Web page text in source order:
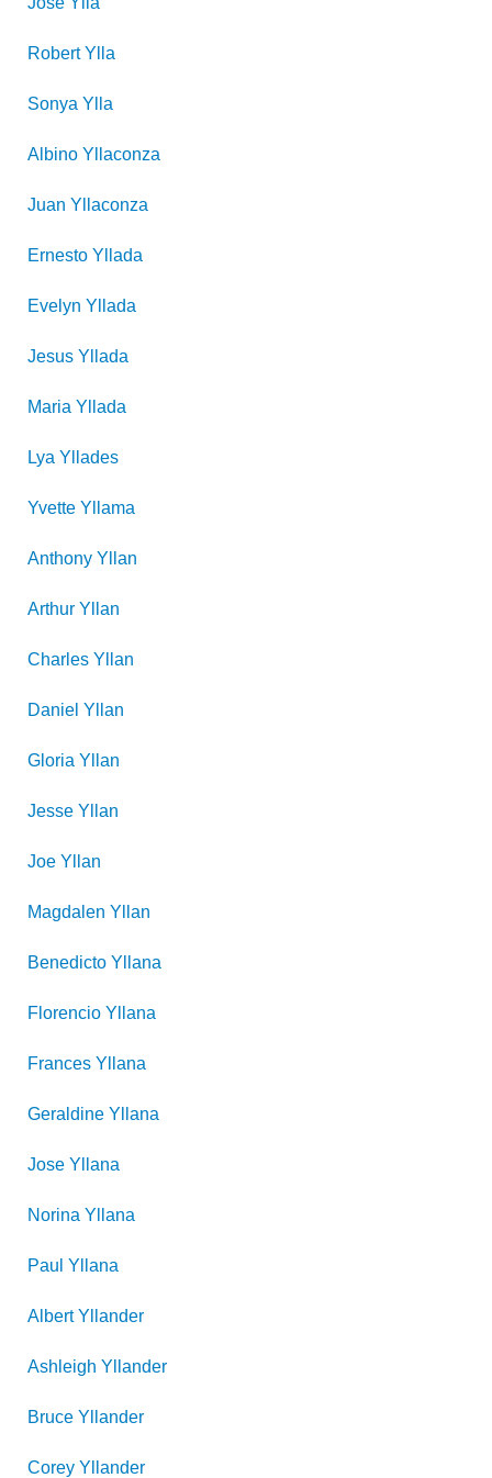
Robert Ylla
Sonya Ylla
Albino Yllaconza
Juan Yllaconza
Ernesto Yllada
Evelyn Yllada
Jesus Yllada
Maria Yllada
Lya Yllades
Yvette Yllama
Anthony Yllan
Arthur Yllan
Charles Yllan
Daniel Yllan
Gloria Yllan
Jesse Yllan
Joe Yllan
Magdalen Yllan
Benedicto Yllana
Florencio Yllana
Frances Yllana
Geraldine Yllana
Jose Yllana
Norina Yllana
Paul Yllana
Albert Yllander
Ashleigh Yllander
Bruce Yllander
Corey Yllander